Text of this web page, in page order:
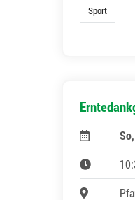
Sport